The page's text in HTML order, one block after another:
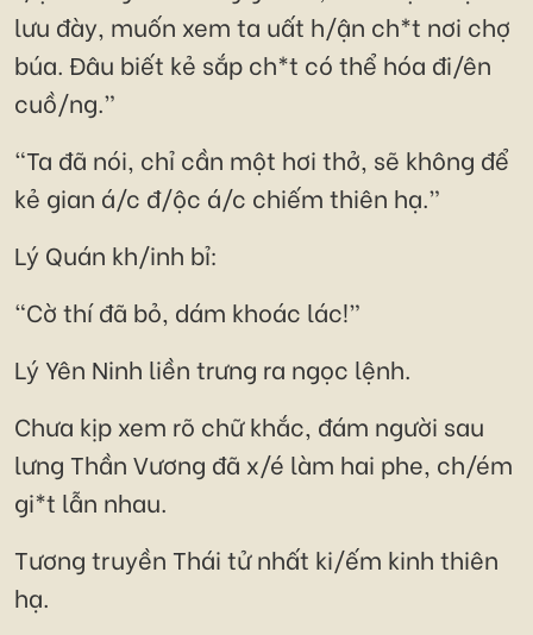
lưu đày, muốn xem ta uất h/ận ch*t nơi chợ
búa. Đâu biết kẻ sắp ch*t có thể hóa đi/ên
cuồ/ng.”
“Ta đã nói, chỉ cần một hơi thở, sẽ không để
kẻ gian á/c đ/ộc á/c chiếm thiên hạ.”
Lý Quán kh/inh bỉ:
“Cờ thí đã bỏ, dám khoác lác!”
Lý Yên Ninh liền trưng ra ngọc lệnh.
Chưa kịp xem rõ chữ khắc, đám người sau
lưng Thần Vương đã x/é làm hai phe, ch/ém
gi*t lẫn nhau.
Tương truyền Thái tử nhất ki/ếm kinh thiên
hạ.